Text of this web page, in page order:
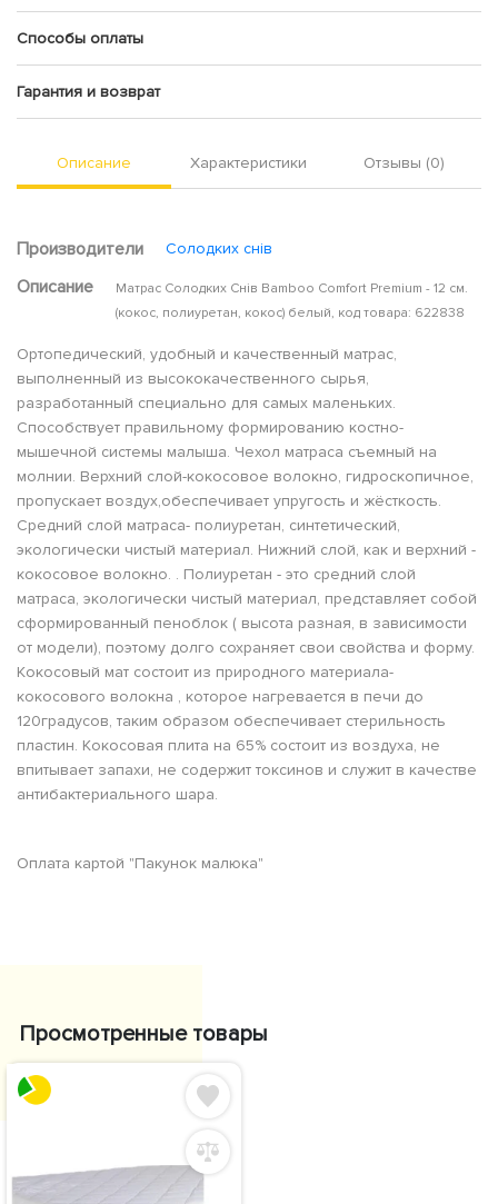
Способы оплаты
Гарантия и возврат
Описание Характеристики Отзывы (0)
Производители Солодких снів
Описание
Матрас Солодких Снів Bamboo Comfort Premium - 12 см.
(кокос, полиуретан, кокос) белый, код товара: 622838
Ортопедический, удобный и качественный матрас,
выполненный из высококачественного сырья,
разработанный специально для самых маленьких.
Способствует правильному формированию костно-
мышечной системы малыша. Чехол матраса съемный на
молнии. Верхний слой-кокосовое волокно, гидроскопичное,
пропускает воздух,обеспечивает упругость и жёсткость.
Средний слой матраса- полиуретан, синтетический,
экологически чистый материал. Нижний слой, как и верхний -
кокосовое волокно. . Полиуретан - это средний слой
матраса, экологически чистый материал, представляет собой
сформированный пеноблок ( высота разная, в зависимости
от модели), поэтому долго сохраняет свои свойства и форму.
Кокосовый мат состоит из природного материала-
кокосового волокна , которое нагревается в печи до
120градусов, таким образом обеспечивает стерильность
пластин. Кокосовая плита на 65% состоит из воздуха, не
впитывает запахи, не содержит токсинов и служит в качестве
антибактериального шара.
Оплата картой "Пакунок малюка"
Просмотренные товары